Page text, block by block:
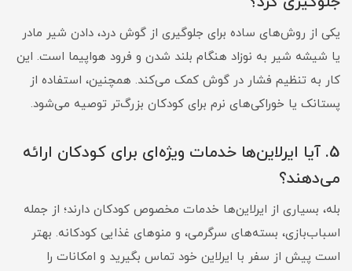
یکی از روش‌های ساده برای جلوگیری از گوش درد، دادن شیر مادر
یا شیشه شیر به نوزاد هنگام بلند شدن و فرود هواپیما است. این
کار به تنظیم فشار در گوش کمک می‌کند. همچنین، استفاده از
پستانک یا خوراکی‌های نرم برای کودکان بزرگ‌تر توصیه می‌شود.
5. آیا ایرلاین‌ها خدمات ویژه‌ای برای کودکان ارائه
می‌دهند؟
بله، بسیاری از ایرلاین‌ها خدمات مخصوص کودکان دارند؛ از جمله
اسباب‌بازی، بسته‌های سرگرمی، و منوهای غذایی کودکانه. بهتر
است پیش از سفر با ایرلاین خود تماس بگیرید و امکانات را